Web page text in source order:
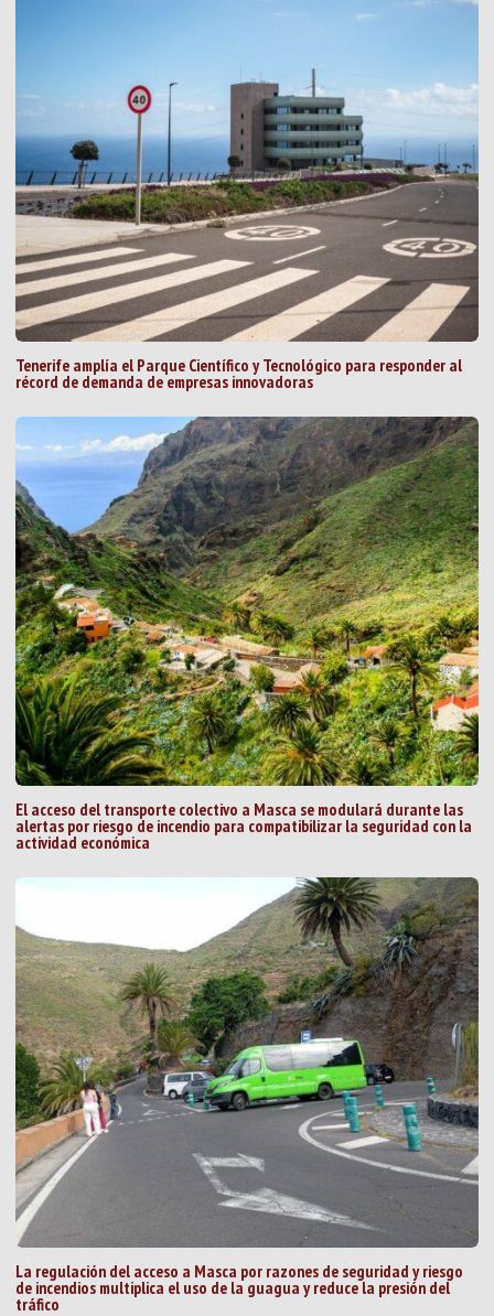
Tenerife amplía el Parque Científico y Tecnológico para responder al
récord de demanda de empresas innovadoras
El acceso del transporte colectivo a Masca se modulará durante las
alertas por riesgo de incendio para compatibilizar la seguridad con la
actividad económica
La regulación del acceso a Masca por razones de seguridad y riesgo
de incendios multiplica el uso de la guagua y reduce la presión del
tráfico